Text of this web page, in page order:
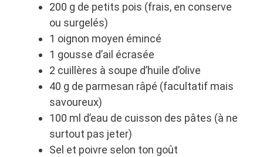
200 g de petits pois (frais, en conserve
ou surgelés)
1 oignon moyen émincé
1 gousse d’ail écrasée
2 cuillères à soupe d’huile d’olive
40 g de parmesan râpé (facultatif mais
savoureux)
100 ml d’eau de cuisson des pâtes (à ne
surtout pas jeter)
Sel et poivre selon ton goût